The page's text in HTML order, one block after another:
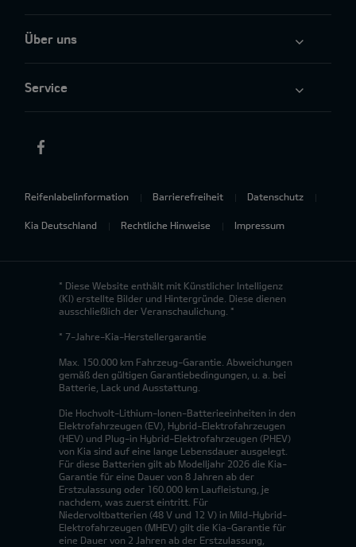
Über uns
Service
Reifenlabelinformation Barrierefreiheit Datenschutz
Kia Deutschland Rechtliche Hinweise Impressum
* Diese Website enthält mit Künstlicher Intelligenz
(KI) erstellte Bilder und Hintergründe. Diese dienen
ausschließlich der Veranschaulichung. *
* 7-Jahre-Kia-Herstellergarantie
Max. 150.000 km Fahrzeug-Garantie. Abweichungen
gemäß den gültigen Garantiebedingungen, u. a. bei
Batterie, Lack und Ausstattung.
Die Hochvolt-Lithium-Ionen-Batterieeinheiten in den
Elektrofahrzeugen (EV), Hybrid-Elektrofahrzeugen
(HEV) und Plug-in Hybrid-Elektrofahrzeugen (PHEV)
von Kia sind auf eine lange Lebensdauer ausgelegt.
Für diese Batterien gilt ab Modelljahr 2026 die Kia-
Garantie für eine Dauer von 8 Jahren ab der
Erstzulassung oder 160.000 km Laufleistung, je
nachdem, was zuerst eintritt. Für
Niedervoltbatterien (48 V und 12 V) in Mild-Hybrid-
Elektrofahrzeugen (MHEV) gilt die Kia-Garantie für
eine Dauer von 2 Jahren ab der Erstzulassung,